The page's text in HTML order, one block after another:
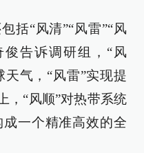
括“风清”“风雷”“风
告诉调研组，“风
气，“风雷”实现提
，“风顺”对热带系统
一个精准高效的全